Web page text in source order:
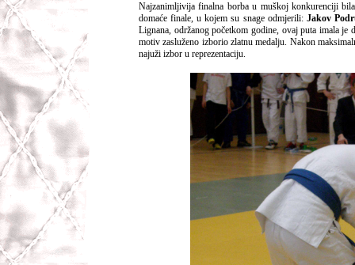
Najzanimljivija finalna borba u muškoj konkurenciji
domaće finale, u kojem su snage odmjerili: Jakov
Lignana, održanog početkom godine, ovaj puta imala
motiv zasluženo izborio zlatnu medalju. Nakon
najuži izbor u reprezentaciju.